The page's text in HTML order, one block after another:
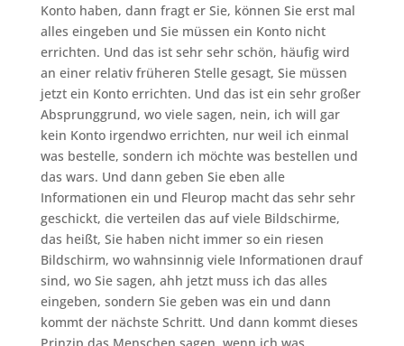
Konto haben, dann fragt er Sie, können Sie erst mal
alles eingeben und Sie müssen ein Konto nicht
errichten. Und das ist sehr sehr schön, häufig wird
an einer relativ früheren Stelle gesagt, Sie müssen
jetzt ein Konto errichten. Und das ist ein sehr großer
Absprunggrund, wo viele sagen, nein, ich will gar
kein Konto irgendwo errichten, nur weil ich einmal
was bestelle, sondern ich möchte was bestellen und
das wars. Und dann geben Sie eben alle
Informationen ein und Fleurop macht das sehr sehr
geschickt, die verteilen das auf viele Bildschirme,
das heißt, Sie haben nicht immer so ein riesen
Bildschirm, wo wahnsinnig viele Informationen drauf
sind, wo Sie sagen, ahh jetzt muss ich das alles
eingeben, sondern Sie geben was ein und dann
kommt der nächste Schritt. Und dann kommt dieses
Prinzip das Menschen sagen, wenn ich was